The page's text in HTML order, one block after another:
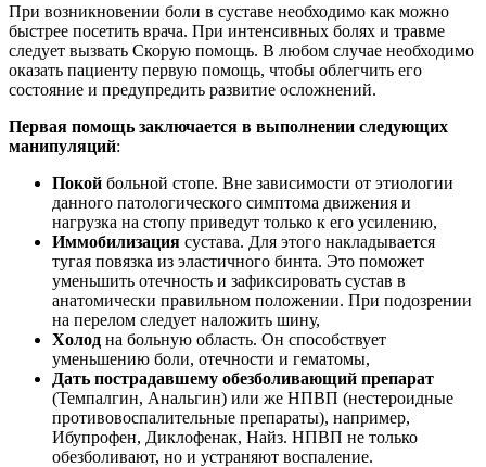
При возникновении боли в суставе необходимо как можно
быстрее посетить врача. При интенсивных болях и травме
следует вызвать Скорую помощь. В любом случае необходимо
оказать пациенту первую помощь, чтобы облегчить его
состояние и предупредить развитие осложнений.
Первая помощь заключается в выполнении следующих
манипуляций:
Покой больной стопе. Вне зависимости от этиологии
данного патологического симптома движения и
нагрузка на стопу приведут только к его усилению,
Иммобилизация сустава. Для этого накладывается
тугая повязка из эластичного бинта. Это поможет
уменьшить отечность и зафиксировать сустав в
анатомически правильном положении. При подозрении
на перелом следует наложить шину,
Холод на больную область. Он способствует
уменьшению боли, отечности и гематомы,
Дать пострадавшему обезболивающий препарат
(Темпалгин, Анальгин) или же НПВП (нестероидные
противовоспалительные препараты), например,
Ибупрофен, Диклофенак, Найз. НПВП не только
обезболивают, но и устраняют воспаление.